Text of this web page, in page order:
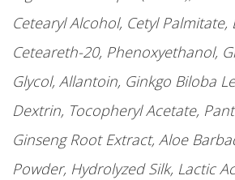
Cetearyl Alcohol, Cetyl
Ceteareth-20, Phenoxyethanol,
Glycol, Allantoin, Ginkgo Biloba
Dextrin, Tocopheryl Acetate,
Ginseng Root Extract, Aloe
Powder, Hydrolyzed Silk, Lactic